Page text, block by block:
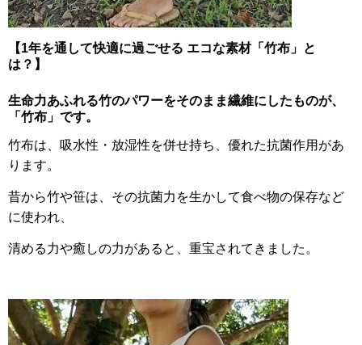
【1年を通して快適に過ごせる エコな素材「竹布」と
は？】
生命力あふれる竹のパワーをそのまま繊維にしたものが、
「竹布」です。
竹布は、吸水性・放湿性を併せ持ち、優れた抗菌作用があ
ります。
昔から竹や笹は、その抗菌力を生かして食べ物の保存など
に使われ、
清める力や癒しの力があると、重宝されてきました。